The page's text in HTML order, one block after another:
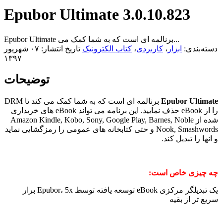
Epubor Ultimate 3.0.10.823
Epubor Ultimate برنالمه ای است که به شما کمک می...
دسته‌بندی: ابزار ، کاربردی، کتاب الکترونیک
تاریخ انتشار: ۰۷ شهریور
۱۳۹۷
توضیحات
Epubor Ultimate
برنالمه ای است که به شما کمک می کند تا DRM
را از eBook حذف نمایید. این برنامه می تواند eBook های خریداری
شده از Amazon Kindle, Kobo, Sony, Google Play, Barnes, Noble
Nook, Smashwords و حتی کتابخانه های عمومی را رمزگشایی نماید
و انها را تبدیل کند.
چه چیزی خاص است:
یک تبدیلگر مرکزی eBook توسعه یافته توسط Epubor، 5x برار
سریع تر از بقیه